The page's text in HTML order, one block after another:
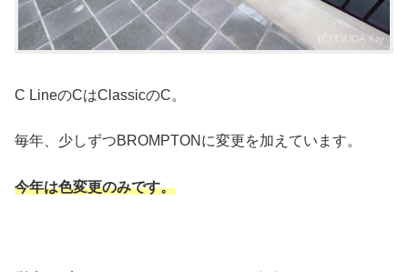
C LineのCはClassicのC。
毎年、少しずつBROMPTONに変更を加えています。
今年は色変更のみです。